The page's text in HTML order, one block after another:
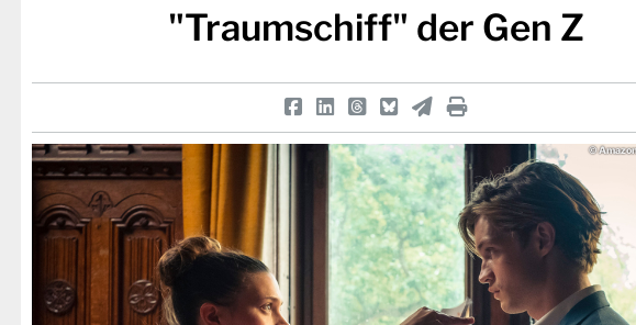
"Traumschiff" der Gen Z
©